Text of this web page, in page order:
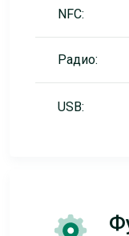
NFC:
Радио:
USB: